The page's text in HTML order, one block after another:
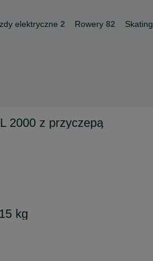
elektryczne 2 Rowery 82 Skating
2000 z przyczepą
kg